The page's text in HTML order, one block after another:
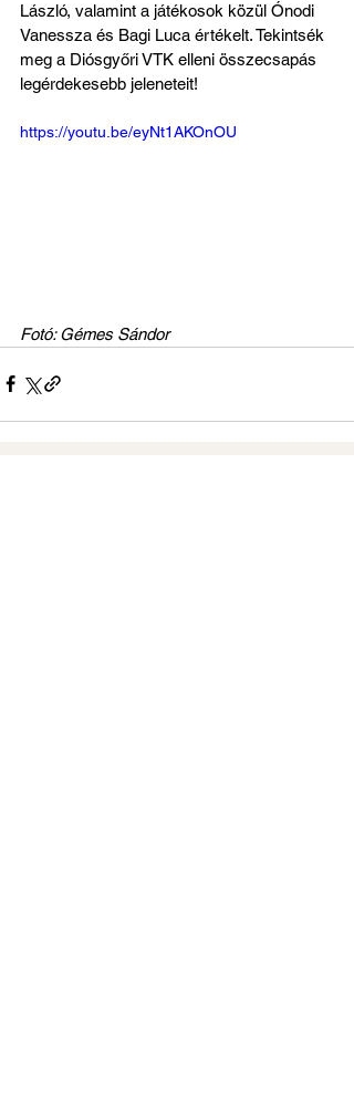
László, valamint a játékosok közül Ónodi
Vanessza és Bagi Luca értékelt. Tekintsék
meg a Diósgyőri VTK elleni összecsapás
legérdekesebb jeleneteit!
https://youtu.be/eyNt1AKOnOU
Fotó: Gémes Sándor